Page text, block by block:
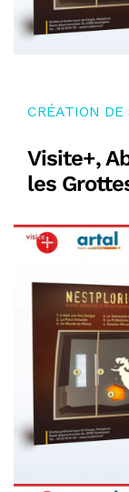
CRÉATION DE
Visite+,
les